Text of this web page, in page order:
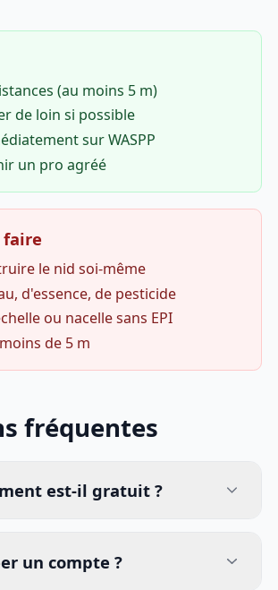
(au moins 5 m)
de loin si possible
sur WASPP
un pro agréé
faire
le nid soi-même
d'essence, de pesticide
ou nacelle sans EPI
de 5 m
fréquentes
est-il gratuit ?
un compte ?